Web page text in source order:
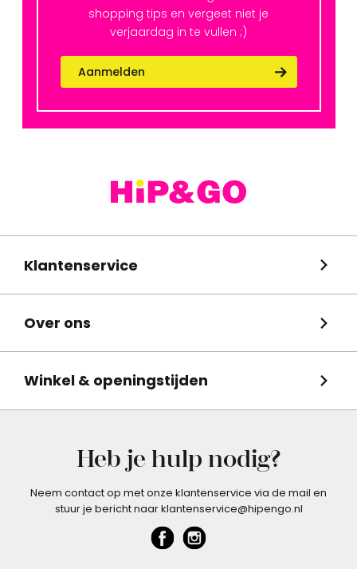
shopping tips en vergeet niet je
verjaardag in te vullen ;)
Aanmelden
Klantenservice
Over ons
Winkel & openingstijden
Heb je hulp nodig?
Neem contact op met onze klantenservice via de mail en
stuur je bericht naar klantenservice@hipengo.nl